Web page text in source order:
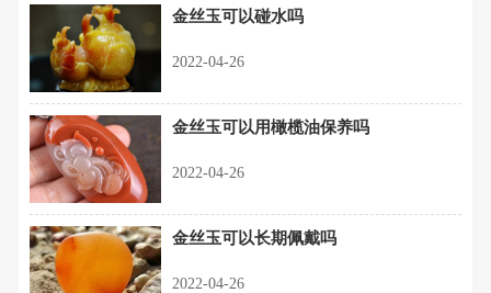
金丝玉可以碰水吗
2022-04-26
金丝玉可以用橄榄油保养吗
2022-04-26
金丝玉可以长期佩戴吗
2022-04-26